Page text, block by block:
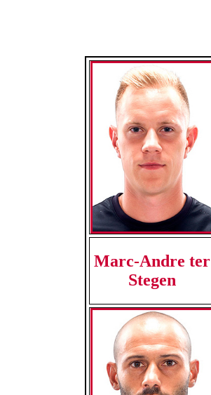
Marc-Andre ter
Stegen